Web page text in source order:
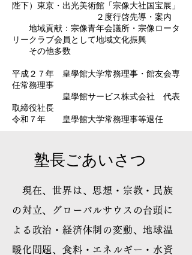
陛下）東京・出光美術館「宗像大社国宝展」
２度行啓先導・案内
地域貢献：宗像青年会議所・宗像ロータ
リークラブ会員として地域文化振興
その他多数
平成２７年 皇學館大学常務理事・館友会専
任常務理事
皇學館サービス株式会社 代表
取締役社長
令和７年 皇學館大学常務理事等退任
塾長ごあいさつ
現在、世界は、思想・宗教・民族
の対立、グローバルサウスの台頭に
よる政治・経済体制の変動、地球温
暖化問題、食料・エネルギー・水資